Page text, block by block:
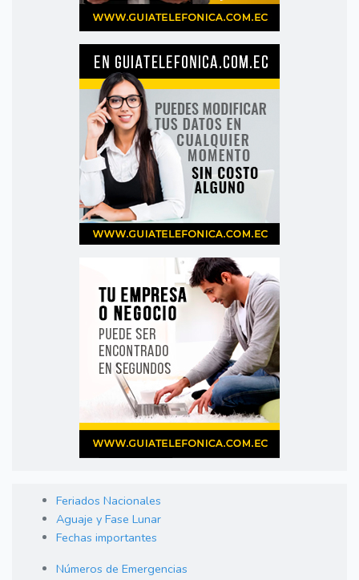
Feriados Nacionales
Aguaje y Fase Lunar
Fechas importantes
Números de Emergencias